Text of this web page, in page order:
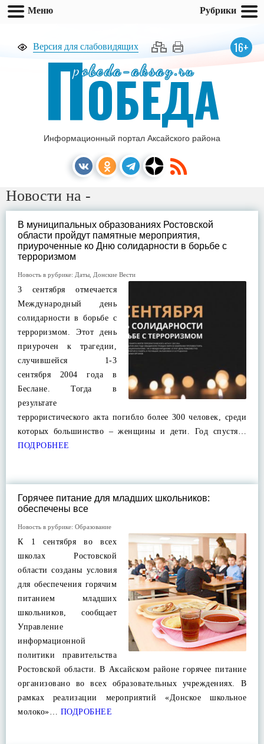
Версия для слабовидящих 16+
pobeda-aksay.ru
ПОБЕДА
Информационный портал Аксайского района
Новости на -
В муниципальных образованиях Ростовской
области пройдут памятные мероприятия,
приуроченные ко Дню солидарности в борьбе с
терроризмом
Новость в рубрике: Даты Донские Вести
3 сентября отмечается
Международный день
солидарности в борьбе с
терроризмом. Этот день
приурочен к трагедии,
случившейся 1-3
сентября 2004 года в
Беслане. Тогда в
результате
террористического акта погибло более 300 человек, среди
которых большинство – женщины и дети. Год спустя…
ПОДРОБНЕЕ
Горячее питание для младших школьников:
обеспечены все
Новость в рубрике: Образование
К 1 сентября во всех
школах Ростовской
области созданы условия
для обеспечения горячим
питанием младших
школьников, сообщает
Управление
информационной
политики правительства
Ростовской области. В Аксайском районе горячее питание
организовано во всех образовательных учреждениях. В
рамках реализации мероприятий «Донское школьное
молоко»… ПОДРОБНЕЕ
Меню Рубрики